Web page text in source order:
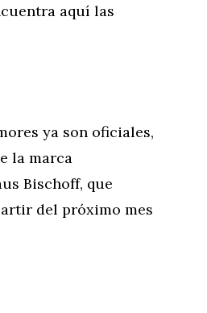
aquí las
ya son oficiales,
la marca
Bischoff, que
del próximo mes